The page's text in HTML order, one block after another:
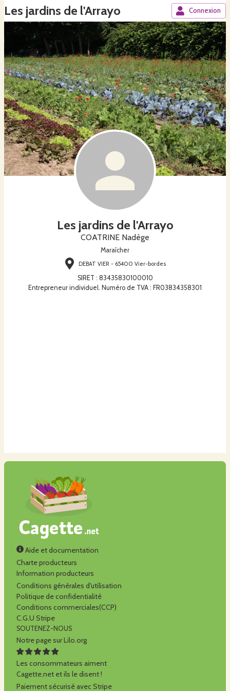
Les jardins de l'Arrayo Connexion
Les jardins de l'Arrayo
COATRINE Nadège
Maraîcher
DEBAT VIER - 65400 Vier-bordes
SIRET : 83435830100010
Entrepreneur individuel. Numéro de TVA : FR03834358301
Aide et documentation
Charte producteurs
Information producteurs
Conditions générales d'utilisation
Politique de confidentialité
Conditions commerciales(CCP)
C.G.U Stripe
SOUTENEZ-NOUS
Notre page sur Lilo.org
Les consommateurs aiment
Cagette.net et ils le disent !
Paiement sécurisé avec Stripe